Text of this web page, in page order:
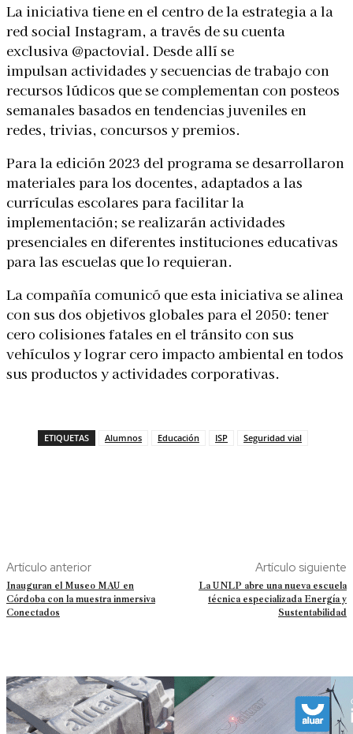
La iniciativa tiene en el centro de la estrategia a la
red social Instagram, a través de su cuenta
exclusiva @pactovial. Desde allí se
impulsan actividades y secuencias de trabajo con
recursos lúdicos que se complementan con posteos
semanales basados en tendencias juveniles en
redes, trivias, concursos y premios.
Para la edición 2023 del programa se desarrollaron
materiales para los docentes, adaptados a las
currículas escolares para facilitar la
implementación; se realizarán actividades
presenciales en diferentes instituciones educativas
para las escuelas que lo requieran.
La compañía comunicó que esta iniciativa se alinea
con sus dos objetivos globales para el 2050: tener
cero colisiones fatales en el tránsito con sus
vehículos y lograr cero impacto ambiental en todos
sus productos y actividades corporativas.
ETIQUETAS Alumnos Educación ISP Seguridad vial
Artículo anterior
Inauguran el Museo MAU en
Córdoba con la muestra inmersiva
Conectados
Artículo siguiente
La UNLP abre una nueva escuela
técnica especializada Energía y
Sustentabilidad